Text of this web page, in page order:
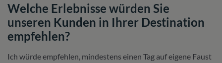
Welche Erlebnisse würden Sie
unseren Kunden in Ihrer Destination
empfehlen?
Ich würde empfehlen, mindestens einen Tag auf eigene Faust